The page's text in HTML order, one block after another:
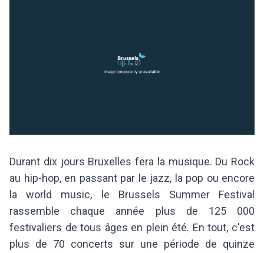
Durant dix jours Bruxelles fera la musique. Du Rock
au hip-hop, en passant par le jazz, la pop ou encore
la world music, le Brussels Summer Festival
rassemble chaque année plus de 125 000
festivaliers de tous âges en plein été. En tout, c'est
plus de 70 concerts sur une période de quinze